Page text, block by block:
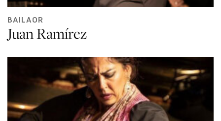
BAILAOR
Juan Ramírez